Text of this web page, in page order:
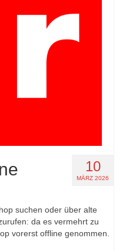
10
MÄRZ 2026
suchen oder über alte
da es vermehrt zu
vorerst offline genommen.